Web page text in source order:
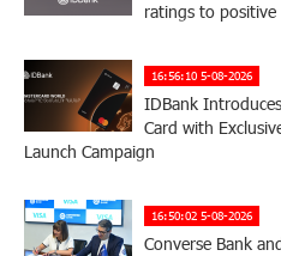
ratings to positive
16:56:10 5-08-2026
IDBank
Card with
Launch Campaign
16:50:02 5-08-2026
Converse Bank